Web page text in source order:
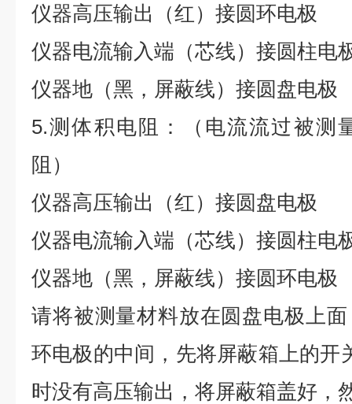
仪器高压输出（红）接圆环电极
仪器电流输入端（芯线）接圆柱电
仪器地（黑，屏蔽线）接圆盘电极
5.测体积电阻：（电流流过被测
阻）
仪器高压输出（红）接圆盘电极
仪器电流输入端（芯线）接圆柱电
仪器地（黑，屏蔽线）接圆环电极
请将被测量材料放在圆盘电极上
环电极的中间，先将屏蔽箱上的开
时没有高压输出，将屏蔽箱盖好，